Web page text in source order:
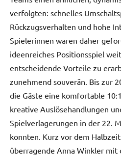
verfolgten: schnelles
Rückzugsverhalten und hohe
Spielerinnen waren daher
ideenreiches Positionsspiel
entscheidende Vorteile zu
zunehmend souverän. Bis zur
die Gäste eine komfortable
kreative Auslösehandlungen
Spielverlagerungen in der 22.
konnten. Kurz vor dem
überragende Anna Winkler mit